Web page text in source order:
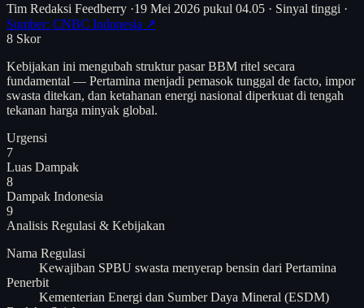
Tim Redaksi Feedberry ·19 Mei 2026 pukul 04.05 · Sinyal tinggi ·
Sumber: CNBC Indonesia ↗
8 Skor
Kebijakan ini mengubah struktur pasar BBM ritel secara
fundamental — Pertamina menjadi pemasok tunggal de facto, impor
swasta ditekan, dan ketahanan energi nasional diperkuat di tengah
tekanan harga minyak global.
Urgensi
7
Luas Dampak
8
Dampak Indonesia
9
Analisis Regulasi & Kebijakan
Nama Regulasi
Kewajiban SPBU swasta menyerap bensin dari Pertamina
Penerbit
Kementerian Energi dan Sumber Daya Mineral (ESDM)